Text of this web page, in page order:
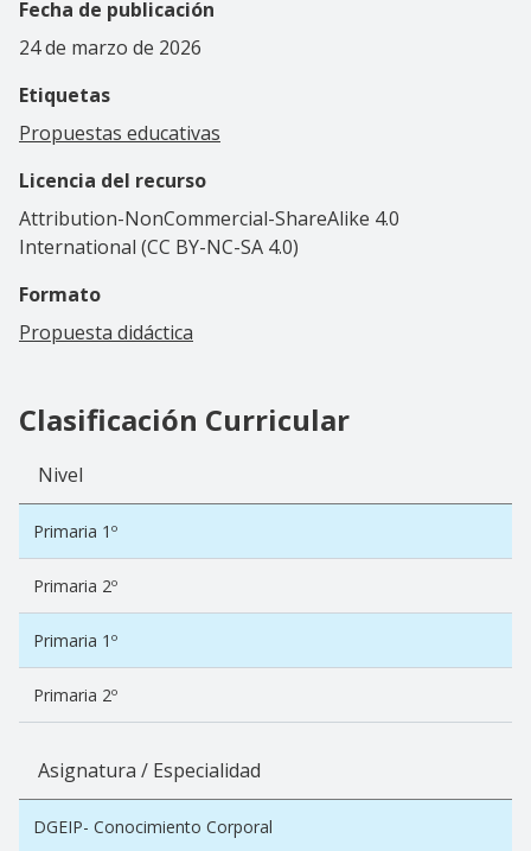
Fecha de publicación
24 de marzo de 2026
Etiquetas
Propuestas educativas
Licencia del recurso
Attribution-NonCommercial-ShareAlike 4.0
International (CC BY-NC-SA 4.0)
Formato
Propuesta didáctica
Clasificación Curricular
Nivel
Primaria 1º
Primaria 2º
Primaria 1º
Primaria 2º
Asignatura / Especialidad
DGEIP- Conocimiento Corporal